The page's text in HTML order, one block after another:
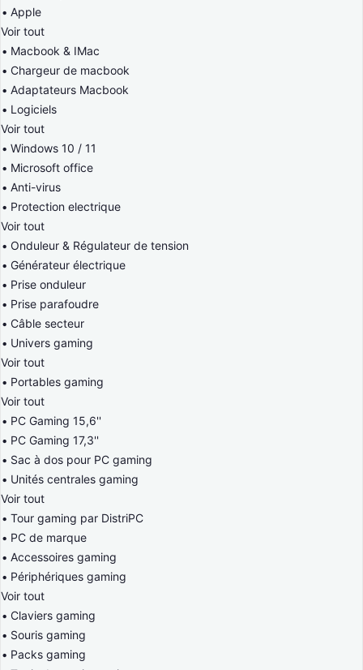
Apple
Voir tout
Macbook & IMac
Chargeur de macbook
Adaptateurs Macbook
Logiciels
Voir tout
Windows 10 / 11
Microsoft office
Anti-virus
Protection electrique
Voir tout
Onduleur & Régulateur de tension
Générateur électrique
Prise onduleur
Prise parafoudre
Câble secteur
Univers gaming
Voir tout
Portables gaming
Voir tout
PC Gaming 15,6''
PC Gaming 17,3''
Sac à dos pour PC gaming
Unités centrales gaming
Voir tout
Tour gaming par DistriPC
PC de marque
Accessoires gaming
Périphériques gaming
Voir tout
Claviers gaming
Souris gaming
Packs gaming